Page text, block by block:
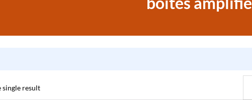
single result